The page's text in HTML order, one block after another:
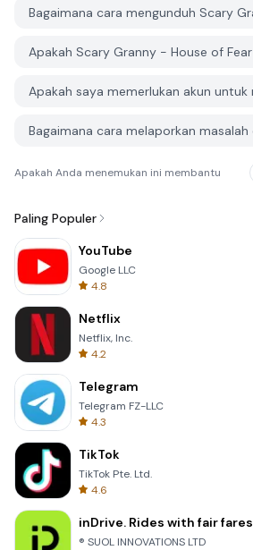
Apakah Anda menemukan ini membantu
Paling Populer
YouTube
Google LLC
4.8
Netflix
Netflix, Inc.
4.2
Telegram
Telegram FZ-LLC
4.3
TikTok
TikTok Pte. Ltd.
4.6
inDrive. Rides with fair fares
® SUOL INNOVATIONS LTD